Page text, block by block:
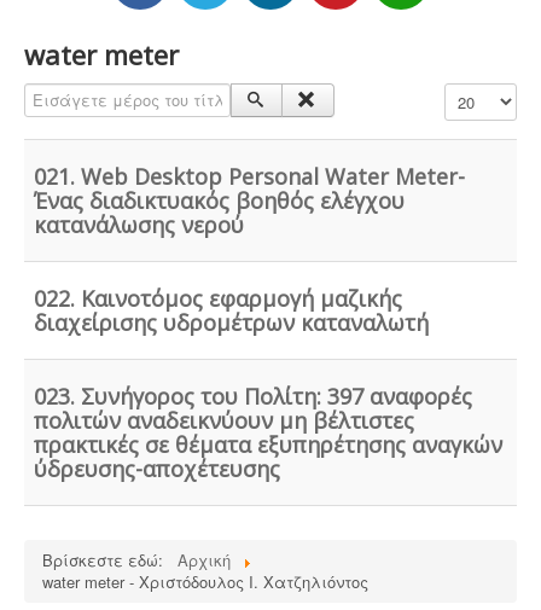
Ενεργειακά πιστοποιητικά -
μισθώσεις, ανακαινίσεις και μονώσεις κατοικιών -
επαγγελματικών χώρων προαπαιτούν την ύπαρξη
ενεργειακού πιστοποιητικού
Κανονισμός λειτουργίας τουριστικού
καταλύματος
Τα τουριστικά καταλύματα
(ξενοδοχεία, ενοικιαζόμενα, κάμπινγκ) μοριοδοτούνται
κατά την πιστοποίηση κατάταξης σε κατηγορία
περιβάλλοντος και καθαριότητας.
δραστηριότητα συλλογής και μεταφοράς
χρησιμοποιημένων ορυκτέλαιων - λιπαντικών ασκείται
water meter
Εισάγετε μέρος του τίτλου. Εμφάνιση #
021. Web Desktop Personal Water Meter-
Ένας διαδικτυακός βοηθός ελέγχου
κατανάλωσης νερού
022. Καινοτόμος εφαρμογή μαζικής
διαχείρισης υδρομέτρων καταναλωτή
023. Συνήγορος του Πολίτη: 397 αναφορές
πολιτών αναδεικνύουν μη βέλτιστες
πρακτικές σε θέματα εξυπηρέτησης αναγκών
ύδρευσης-αποχέτευσης
Βρίσκεστε εδώ:
Αρχική
water meter - Χριστόδουλος Ι. Χατζηλιόντος